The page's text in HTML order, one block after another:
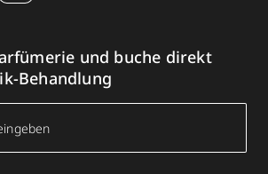
und buche direkt
Behandlung